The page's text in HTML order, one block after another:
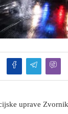
uprave